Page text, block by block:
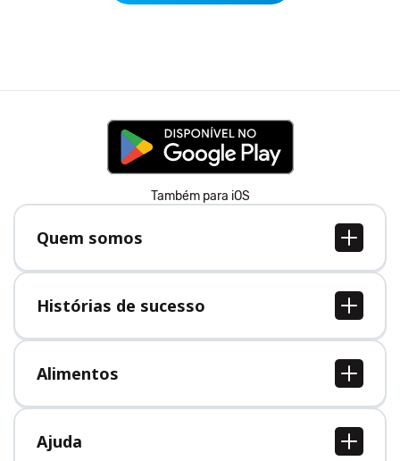
Também para iOS
Quem somos
Quem somos
Vagas
Imprensa
Histórias de sucesso
Todas as histórias de sucesso
Alimentos
Todos alimentos
Ajuda